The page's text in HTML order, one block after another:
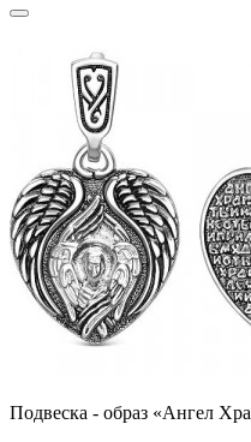
Подвеска - образ «Ангел